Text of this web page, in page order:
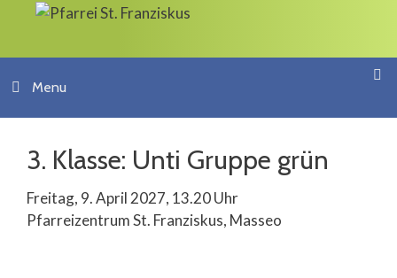
Springe
Inhalt
Menu
3. Klasse: Unti Gruppe grün
Freitag, 9. April 2027, 13.20 Uhr
Pfarreizentrum St. Franziskus, Masseo